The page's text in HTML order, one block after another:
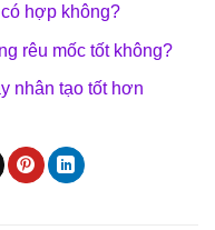
hợp không?
rêu mốc tốt không?
nhân tạo tốt hơn